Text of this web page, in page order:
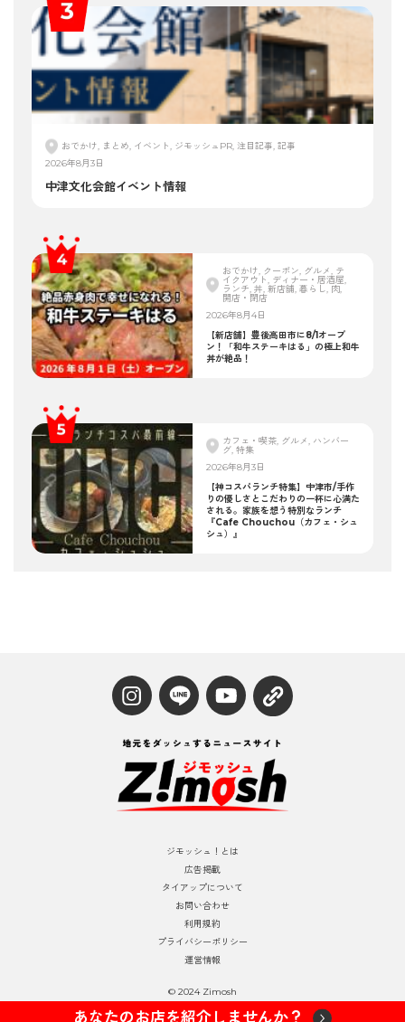
おでかけ, まとめ, イベント, ジモッシュPR, 注目記事, 記事
2026年8月3日
中津文化会館イベント情報
おでかけ, クーポン, グルメ, テ
イクアウト, ディナー・居酒屋,
ランチ, 丼, 新店舗, 暮らし, 肉,
開店・閉店
2026年8月4日
【新店舗】豊後高田市に8/1オープ
ン！「和牛ステーキはる」の極上和牛
丼が絶品！
カフェ・喫茶, グルメ, ハンバー
グ, 特集
2026年8月3日
【神コスパランチ特集】中津市/手作
りの優しさとこだわりの一杯に心満た
される。家族を想う特別なランチ
『Cafe Chouchou（カフェ・シュ
シュ）』
ジモッシュ！とは
広告掲載
タイアップについて
お問い合わせ
利用規約
プライバシーポリシー
運営情報
© 2024 Zimosh
あなたのお店を紹介しませんか？